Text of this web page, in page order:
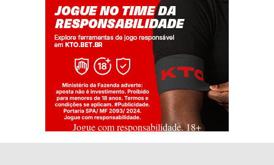
Jogue com responsabilidade. 18+